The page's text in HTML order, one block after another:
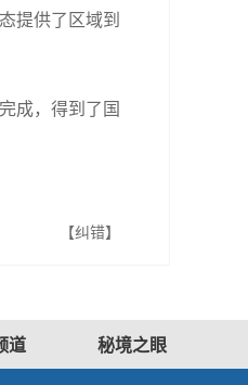
提供了区域到
成，得到了国
【纠错】
道 秘境之眼